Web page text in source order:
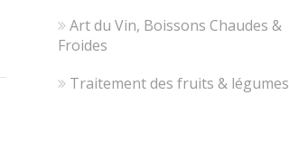
Art du Vin, Boissons Chaudes &
Froides
Traitement des fruits & légumes